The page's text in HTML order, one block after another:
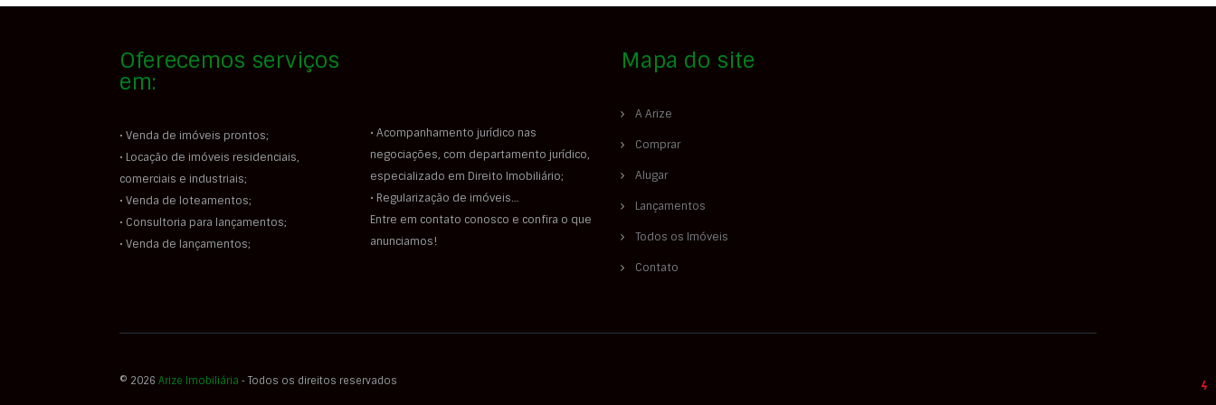
Oferecemos serviços
em:
• Venda de imóveis prontos;
• Locação de imóveis residenciais,
comerciais e industriais;
• Venda de loteamentos;
• Consultoria para lançamentos;
• Venda de lançamentos;
• Acompanhamento jurídico nas
negociações, com departamento jurídico,
especializado em Direito Imobiliário;
• Regularização de imóveis…
Entre em contato conosco e confira o que
anunciamos!
Mapa do site
A Arize
Comprar
Alugar
Lançamentos
Todos os Imóveis
Contato
© 2026 Arize Imobiliária ‐ Todos os direitos reservados